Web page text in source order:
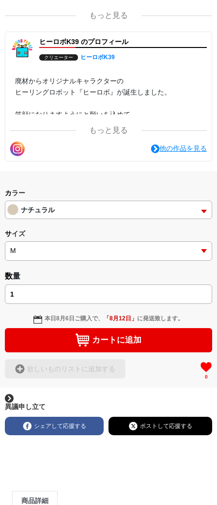
☆カラー選択後、色味のイメージを確認して
いただいてからご注文くださいませ。
もっと見る
ヒーロボK39 のプロフィール
クリエーター ヒーロボK39
廃材からオリジナルキャラクターの
ヒーリングロボット『ヒーロボ』が誕生しました。
笑顔になりますようにと願いを込めて
作られたヒーロボ達がグッズになって登場です。
お気に入りの子を見つけてください。
☆定番Tシャツ
☆キッズ用(ハイクオリティ、5.6オンス生地)
☆親子ペアルックや親子コーデにもおすすめです。
もっと見る
他の作品を見る
カラー
ナチュラル
サイズ
数量
本日8月6日 ご購入で、 「8月12日 」 に発送致します。
カートに追加
欲しいものリストに追加する
0
異議申し立て
シェアして応援する ポストして応援する
商品詳細